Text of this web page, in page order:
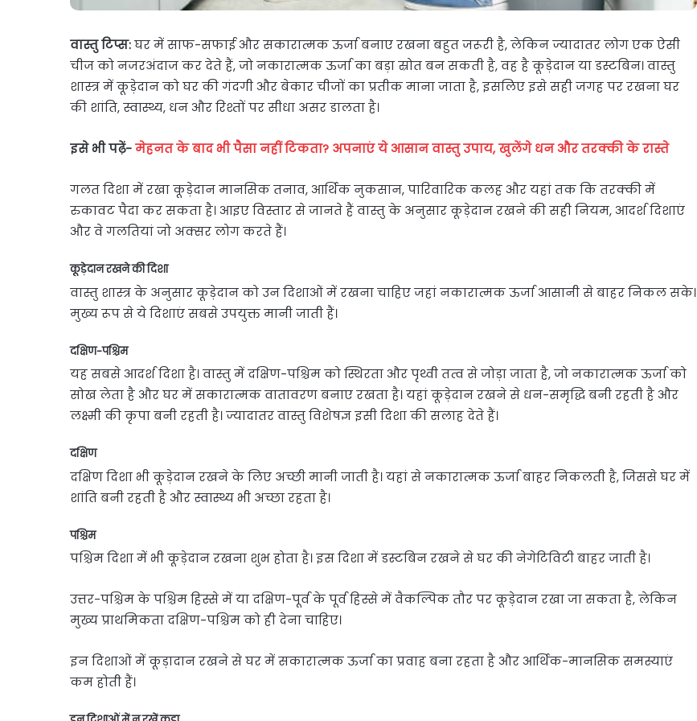
वास्तु टिप्स:घर में साफ-सफाई और सकारात्मक ऊर्जा बनाए रखना बहुत जरूरी है, लेकिन ज्यादातर लोग एक ऐसी
चीज को नजरअंदाज कर देते हैं, जो नकारात्मक ऊर्जा का बड़ा स्रोत बन सकती है, वह है कूड़ेदान या डस्टबिन। वास्तु
शास्त्र में कूड़ेदान को घर की गंदगी और बेकार चीजों का प्रतीक माना जाता है, इसलिए इसे सही जगह पर रखना घर
की शांति, स्वास्थ्य, धन और रिश्तों पर सीधा असर डालता है।
इसे भी पढ़ें-मेहनत के बाद भी पैसा नहीं टिकता? अपनाएं ये आसान वास्तु उपाय, खुलेंगे धन और तरक्की के रास्ते
गलत दिशा में रखा कूड़ेदान मानसिक तनाव, आर्थिक नुकसान, पारिवारिक कलह और यहां तक कि तरक्की में
रुकावट पैदा कर सकता है। आइए विस्तार से जानते हैं वास्तु के अनुसार कूड़ेदान रखने की सही नियम, आदर्श दिशाएं
और वे गलतियां जो अक्सर लोग करते हैं।
कूड़ेदान रखने की दिशा
वास्तु शास्त्र के अनुसार कूड़ेदान को उन दिशाओं में रखना चाहिए जहां नकारात्मक ऊर्जा आसानी से बाहर निकल सके।
मुख्य रूप से ये दिशाएं सबसे उपयुक्त मानी जाती हैं।
दक्षिण-पश्चिम
यह सबसे आदर्श दिशा है। वास्तु में दक्षिण-पश्चिम को स्थिरता और पृथ्वी तत्व से जोड़ा जाता है, जो नकारात्मक ऊर्जा को
सोख लेता है और घर में सकारात्मक वातावरण बनाए रखता है। यहां कूड़ेदान रखने से धन-समृद्धि बनी रहती है और
लक्ष्मी की कृपा बनी रहती है। ज्यादातर वास्तु विशेषज्ञ इसी दिशा की सलाह देते हैं।
दक्षिण
दक्षिण दिशा भी कूड़ेदान रखने के लिए अच्छी मानी जाती है। यहां से नकारात्मक ऊर्जा बाहर निकलती है, जिससे घर में
शांति बनी रहती है और स्वास्थ्य भी अच्छा रहता है।
पश्चिम
पश्चिम दिशा में भी कूड़ेदान रखना शुभ होता है। इस दिशा में डस्टबिन रखने से घर की नेगेटिविटी बाहर जाती है।
उत्तर-पश्चिम के पश्चिम हिस्से में या दक्षिण-पूर्व के पूर्व हिस्से में वैकल्पिक तौर पर कूड़ेदान रखा जा सकता है, लेकिन
मुख्य प्राथमिकता दक्षिण-पश्चिम को ही देना चाहिए।
इन दिशाओं में कूड़ादान रखने से घर में सकारात्मक ऊर्जा का प्रवाह बना रहता है और आर्थिक-मानसिक समस्याएं
कम होती हैं।